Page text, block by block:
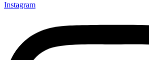
Instagram